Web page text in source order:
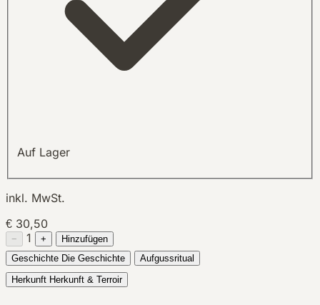
Auf Lager
inkl. MwSt.
€ 30,50
− 1 +
Hinzufügen
Geschichte Die Geschichte
Aufgussritual
Herkunft Herkunft & Terroir